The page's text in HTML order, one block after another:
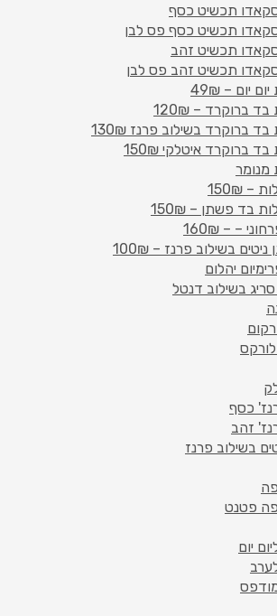
תכשיט כסף
תכשיט כסף פס לבן
תכשיט זהב
תכשיט זהב פס לבן
יום – 49₪
ברוקרד – 120₪
ברוקרד בשילוב פרנז 130₪
ברוקרד איטלקי 150₪
מנומר
150₪
בד פשתן – 150₪
– – 160₪
בשילוב פרנז – 100₪
יהלום
בשילוב דנטל
כסף
זהב
בשילוב פרנז
פטנט
יום